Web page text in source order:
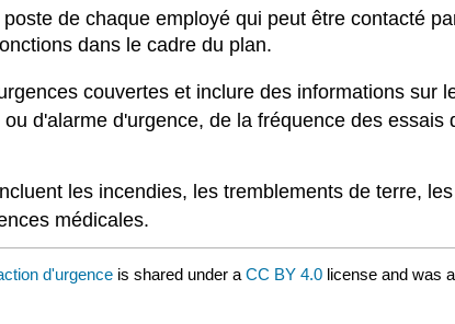
de chaque employé qui peut être contacté
dans le cadre du plan.
couvertes et inclure des informations
d'alarme d'urgence, de la fréquence des
les incendies, les tremblements de terre,
médicales.
d'urgence is shared under a CC BY 4.0 license and was